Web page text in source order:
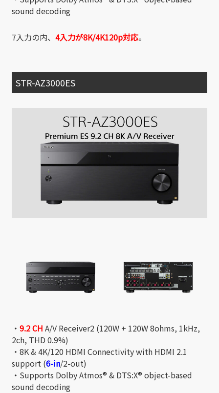
sound decoding
7入力の内、 4入力が8K/4K120p対応。
STR-AZ3000ES
・ 9.2 CH A/V Receiver2 (120W + 120W 8ohms, 1kHz,
2ch, THD 0.9%)
・8K & 4K/120 HDMI Connectivity with HDMI 2.1
support (6-in/2-out)
・Supports Dolby Atmos® & DTS:X® object-based
sound decoding